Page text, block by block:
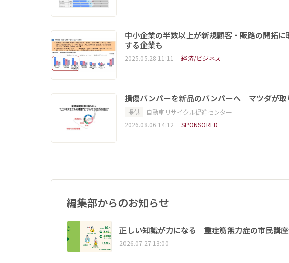
中小企業の半数以上が新規顧客・販路の開拓
する企業も
2025.05.28 11:11 経済/ビジネス
損傷バンパーを新品のバンパーへ マツダが取
提供
自動車リサイクル促進センター
2026.08.06 14:12
SPONSORED
編集部からのお知らせ
正しい知識が力になる 重症筋無力症の市民講
2026.07.27 13:00